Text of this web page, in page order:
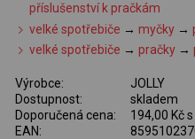
příslušenství k pračkám
velké spotřebiče →myčky →
velké spotřebiče →pračky →
Výrobce:
JOLLY
Dostupnost:
skladem
Doporučená cena:
194,00 Kč s
EAN: